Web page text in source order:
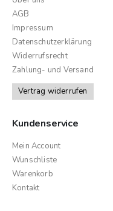
AGB
Impressum
Datenschutzerklärung
Widerrufsrecht
Zahlung- und Versand
Vertrag widerrufen
Kundenservice
Mein Account
Wunschliste
Warenkorb
Kontakt